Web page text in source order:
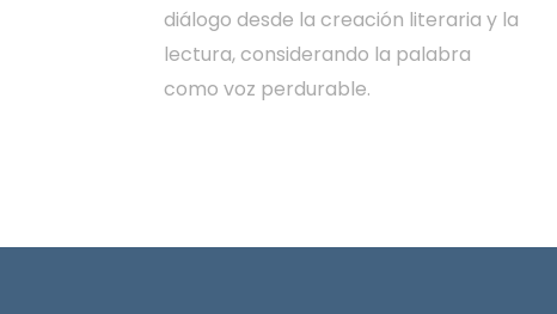
diálogo desde la creación literaria y la
lectura, considerando la palabra
como voz perdurable.